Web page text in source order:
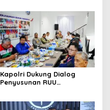
Kapolri Dukung Dialog
Penyusunan RUU